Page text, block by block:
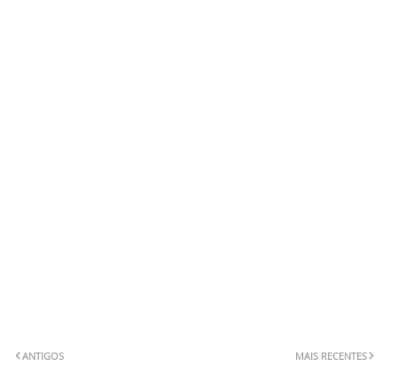
MAIS RECENTES
ANTIGOS